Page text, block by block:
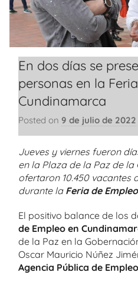
En dos días se
personas en la
Cundinamarca
Posted on 9 de julio de 2022
Jueves y viernes fueron
en la Plaza de la Paz de la
ofertaron 10.450 vacantes
durante la Feria de
El positivo balance de los
de Empleo en
de la Paz en la
Oscar Mauricio Núñez
Agencia Pública de Empleo